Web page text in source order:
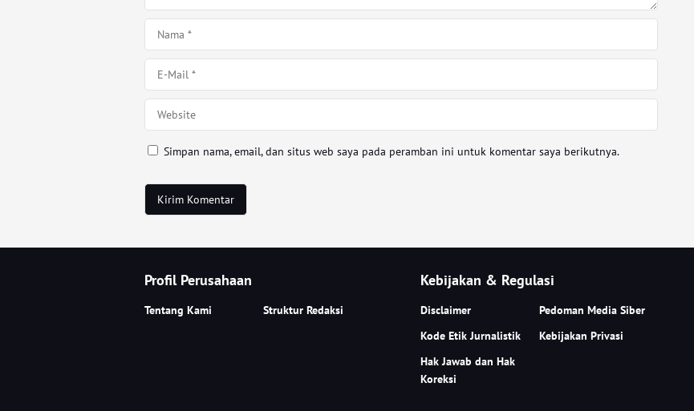
Simpan nama, email, dan situs web saya pada peramban ini untuk komentar saya berikutnya.
Profil Perusahaan
Tentang Kami Struktur Redaksi
Kebijakan & Regulasi
Disclaimer
Pedoman Media Siber
Kode Etik Jurnalistik
Kebijakan Privasi
Hak Jawab dan Hak
Koreksi